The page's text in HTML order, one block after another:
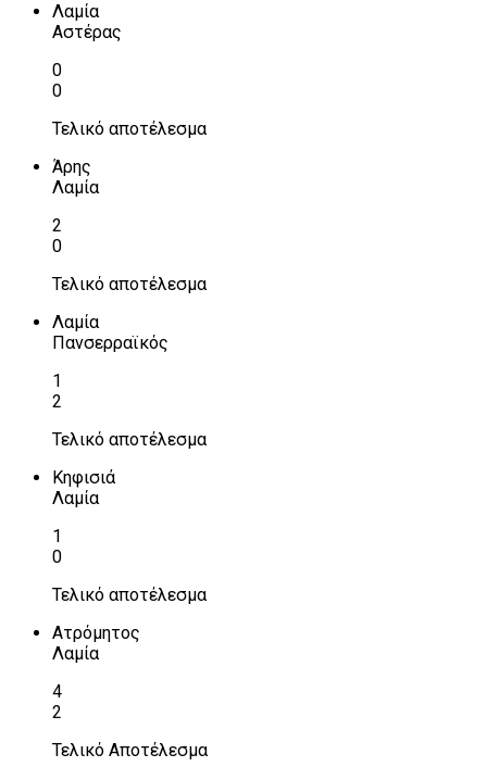
Λαμία
Αστέρας
0
0
Τελικό αποτέλεσμα
Άρης
Λαμία
2
0
Τελικό αποτέλεσμα
Λαμία
Πανσερραϊκός
1
2
Τελικό αποτέλεσμα
Κηφισιά
Λαμία
1
0
Τελικό αποτέλεσμα
Ατρόμητος
Λαμία
4
2
Τελικό Αποτέλεσμα